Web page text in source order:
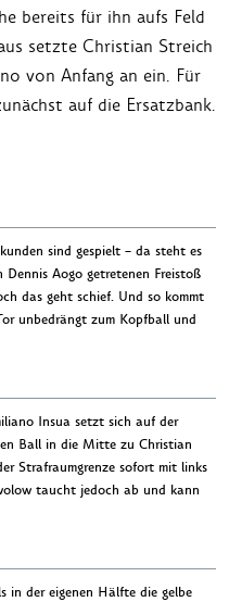
bereits für ihn aufs Feld
setzte Christian Streich
von Anfang an ein. Für
auf die Ersatzbank.
sind gespielt – da steht es
Aogo getretenen Freistoß
das geht schief. Und so kommt
unbedrängt zum Kopfball und
Insua setzt sich auf der
Ball in die Mitte zu Christian
Strafraumgrenze sofort mit links
taucht jedoch ab und kann
in der eigenen Hälfte die gelbe